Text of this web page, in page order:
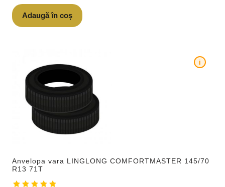
Adaugă în coș
Anvelopa vara LINGLONG COMFORTMASTER 145/70
R13 71T
i